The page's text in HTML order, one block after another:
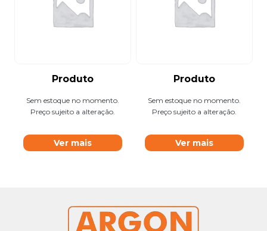
Produto
Sem estoque no momento.
Preço sujeito a alteração.
Ver mais
Produto
Sem estoque no momento.
Preço sujeito a alteração.
Ver mais